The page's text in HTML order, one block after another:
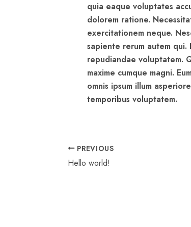
quia eaque voluptates
dolorem ratione.
exercitationem neque.
sapiente rerum autem
repudiandae voluptatem.
maxime cumque magni.
omnis ipsum illum
temporibus voluptatem.
PREVIOUS
Hello world!